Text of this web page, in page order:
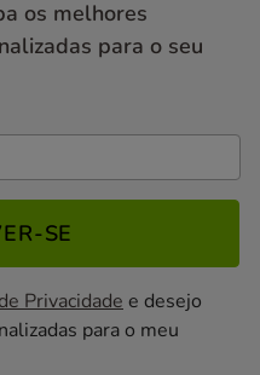
os melhores
para o seu
SE
Privacidade e desejo
para o meu